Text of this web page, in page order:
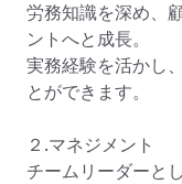
労務知識を深め、
ントへと成長。
実務経験を活かし
とができます。
２.マネジメント
チームリーダーと